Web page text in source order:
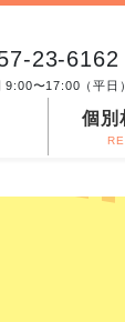
23-6162
9:00〜17:00（平日）
個別